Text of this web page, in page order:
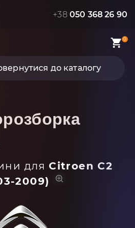
+38 050 368 26 90
0
до каталогу
дляCitroen C2
2009)